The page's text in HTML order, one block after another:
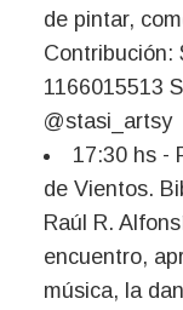
de pintar,
Contribución:
1166015513
@stasi_artsy
17:30 hs -
de Vientos.
Raúl R.
encuentro,
música, la